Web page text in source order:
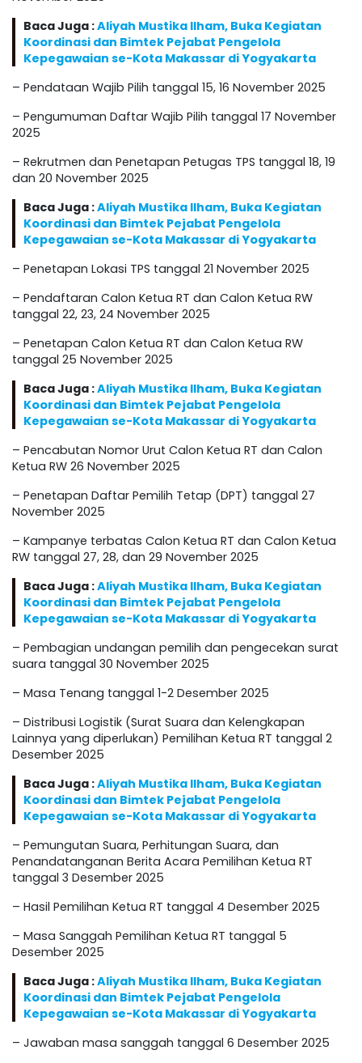
Baca Juga :Aliyah Mustika Ilham, Buka Kegiatan
Koordinasi dan Bimtek Pejabat Pengelola
Kepegawaian se-Kota Makassar di Yogyakarta
– Pendataan Wajib Pilih tanggal 15, 16 November 2025
– Pengumuman Daftar Wajib Pilih tanggal 17 November
2025
– Rekrutmen dan Penetapan Petugas TPS tanggal 18, 19
dan 20 November 2025
Baca Juga :Aliyah Mustika Ilham, Buka Kegiatan
Koordinasi dan Bimtek Pejabat Pengelola
Kepegawaian se-Kota Makassar di Yogyakarta
– Penetapan Lokasi TPS tanggal 21 November 2025
– Pendaftaran Calon Ketua RT dan Calon Ketua RW
tanggal 22, 23, 24 November 2025
– Penetapan Calon Ketua RT dan Calon Ketua RW
tanggal 25 November 2025
Baca Juga :Aliyah Mustika Ilham, Buka Kegiatan
Koordinasi dan Bimtek Pejabat Pengelola
Kepegawaian se-Kota Makassar di Yogyakarta
– Pencabutan Nomor Urut Calon Ketua RT dan Calon
Ketua RW 26 November 2025
– Penetapan Daftar Pemilih Tetap (DPT) tanggal 27
November 2025
– Kampanye terbatas Calon Ketua RT dan Calon Ketua
RW tanggal 27, 28, dan 29 November 2025
Baca Juga :Aliyah Mustika Ilham, Buka Kegiatan
Koordinasi dan Bimtek Pejabat Pengelola
Kepegawaian se-Kota Makassar di Yogyakarta
– Pembagian undangan pemilih dan pengecekan surat
suara tanggal 30 November 2025
– Masa Tenang tanggal 1-2 Desember 2025
– Distribusi Logistik (Surat Suara dan Kelengkapan
Lainnya yang diperlukan) Pemilihan Ketua RT tanggal 2
Desember 2025
Baca Juga :Aliyah Mustika Ilham, Buka Kegiatan
Koordinasi dan Bimtek Pejabat Pengelola
Kepegawaian se-Kota Makassar di Yogyakarta
– Pemungutan Suara, Perhitungan Suara, dan
Penandatanganan Berita Acara Pemilihan Ketua RT
tanggal 3 Desember 2025
– Hasil Pemilihan Ketua RT tanggal 4 Desember 2025
– Masa Sanggah Pemilihan Ketua RT tanggal 5
Desember 2025
Baca Juga :Aliyah Mustika Ilham, Buka Kegiatan
Koordinasi dan Bimtek Pejabat Pengelola
Kepegawaian se-Kota Makassar di Yogyakarta
– Jawaban masa sanggah tanggal 6 Desember 2025